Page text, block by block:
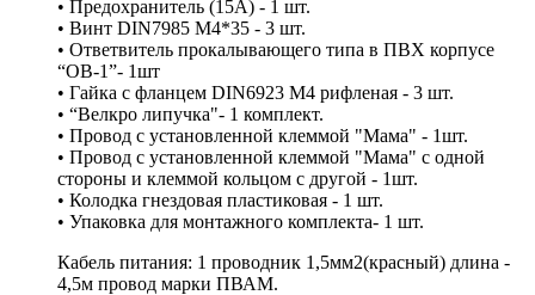
• Предохранитель (15А) - 1 шт.
• Винт DIN7985 М4*35 - 3 шт.
• Ответвитель прокалывающего типа в ПВХ корпусе
“ОВ-1”- 1шт
• Гайка с фланцем DIN6923 M4 рифленая - 3 шт.
• “Велкро липучка"- 1 комплект.
• Провод с установленной клеммой "Мама" - 1шт.
• Провод с установленной клеммой "Мама" с одной
стороны и клеммой кольцом с другой - 1шт.
• Колодка гнездовая пластиковая - 1 шт.
• Упаковка для монтажного комплекта- 1 шт.
Кабель питания: 1 проводник 1,5мм2(красный) длина -
4,5м провод марки ПВАМ.